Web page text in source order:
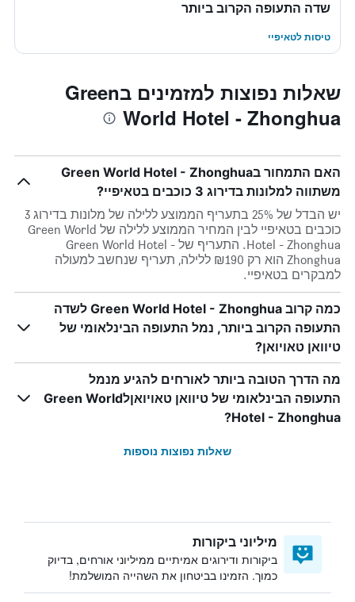
שדה התעופה הקרוב ביותר
טיסות לטאיפיי
שאלות נפוצות למזמינים בGreen
World Hotel - Zhonghua
האם התמחור בGreen World Hotel - Zhonghua
משתווה למלונות בדירוג 3 כוכבים בטאיפיי?
יש הבדל של 25% בתעריף הממוצע ללילה של מלונות בדירוג 3
כוכבים בטאיפיי לבין המחיר הממוצע ללילה של Green World
Hotel - Zhonghua. התעריף של Green World Hotel -
Zhonghua הוא רק ₪190 ללילה, תעריף שנחשב למעולה
למבקרים בטאיפיי.
כמה קרוב Green World Hotel - Zhonghua לשדה
התעופה הקרוב ביותר, נמל התעופה הבינלאומי של
טיוואן טאויואן?
מה הדרך הטובה ביותר לאורחים להגיע מנמל
התעופה הבינלאומי של טיוואן טאויואןלGreen World
Hotel - Zhonghua?
שאלות נפוצות נוספות
מיליוני ביקורות
ביקורות ודירוגים אמיתיים ממיליוני אורחים, בדיוק
כמוך. הזמינו בביטחון את השהייה המושלמת!